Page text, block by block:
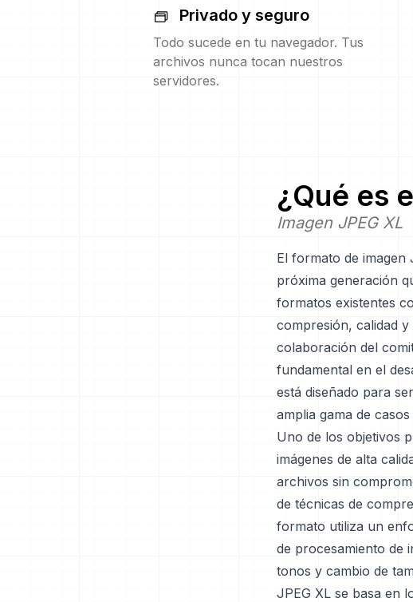
Privado y seguro
Todo sucede en tu navegador. Tus
archivos nunca tocan nuestros
servidores.
¿Qué es
Imagen JPEG XL
El formato de imagen
próxima generación
formatos existentes
compresión, calidad
colaboración del
fundamental en el
está diseñado para
amplia gama de
Uno de los objetivos
imágenes de alta
archivos sin
de técnicas de
formato utiliza un
de procesamiento de
tonos y cambio de
JPEG XL se basa en